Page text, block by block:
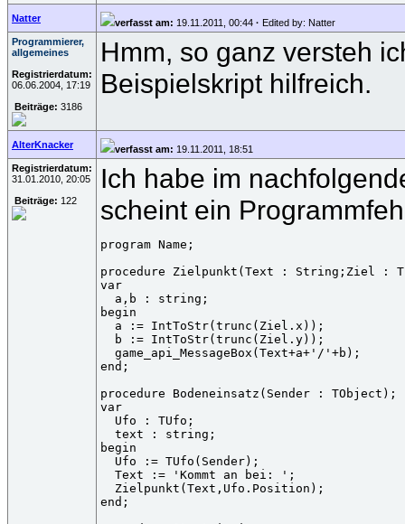
Natter verfasst am: 19.11.2011, 00:44 · Edited by: Natter
Programmierer,
allgemeines
Registrierdatum:
06.06.2004, 17:19
Beiträge: 3186
Hmm, so ganz versteh
Beispielskript hilfreich.
AlterKnacker verfasst am: 19.11.2011, 18:51
Registrierdatum:
31.01.2010, 20:05
Beiträge: 122
Ich habe im
scheint ein
program Name;
procedure Zielpunkt(Text : String;Ziel :
var
  a,b : string;
begin
  a := IntToStr(trunc(Ziel.x));
  b := IntToStr(trunc(Ziel.y));
  game_api_MessageBox(Text+a+'/'+b);
end;
procedure Bodeneinsatz(Sender : TObject);
var
  Ufo : TUfo;
  text : string;
begin
  Ufo := TUfo(Sender);
  Text := 'Kommt an bei: ';
  Zielpunkt(Text,Ufo.Position);
end;